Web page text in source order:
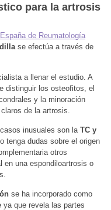
para la artrosis
de Reumatología
se efectúa a través de
a llenar el estudio. A
distinguir los osteofitos, el
y la minoración
de la artrosis.
inusuales son la TC y
tenga dudas sobre el origen
otros
en una espondiloartrosis o
se ha incorporado como
ya que revela las partes